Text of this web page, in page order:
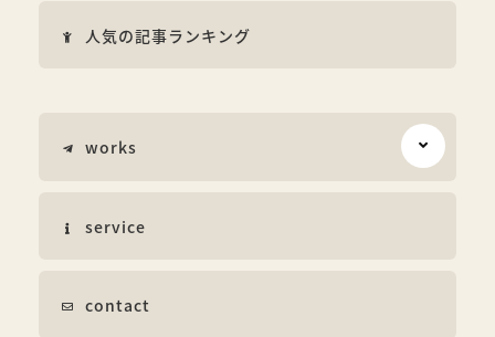
人気の記事ランキング
works
service
contact